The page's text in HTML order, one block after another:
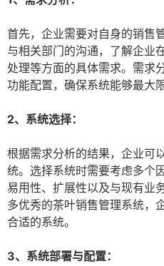
首先，企业需要对自身的销售
与相关部门的沟通，了解企业
处理等方面的具体需求。需求
功能配置，确保系统能够最大
2、系统选择：
根据需求分析的结果，企业可
统。选择系统时需要考虑多个
易用性、扩展性以及与现有业
多优秀的茶叶销售管理系统，
合适的系统。
3、系统部署与配置：